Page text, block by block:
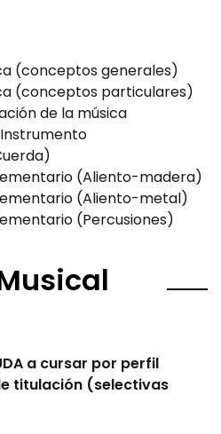
(conceptos generales)
(conceptos particulares)
de la música
(Aliento-madera)
(Aliento-metal)
(Percusiones)
a cursar por perfil
titulación (selectivas